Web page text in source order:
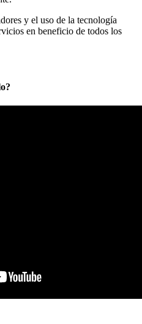
y el uso de la tecnología
en beneficio de todos los